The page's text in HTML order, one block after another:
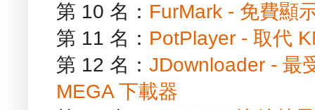
第 10 名： FurMark - 免費顯
第 11 名： PotPlayer - 取代
第 12 名： JDownloader - 最
MEGA 下載器